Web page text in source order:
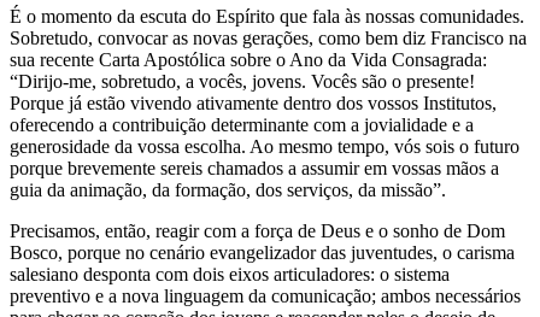
É o momento da escuta do Espírito que fala às nossas comunidades.
Sobretudo, convocar as novas gerações, como bem diz Francisco na
sua recente Carta Apostólica sobre o Ano da Vida Consagrada:
“Dirijo-me, sobretudo, a vocês, jovens. Vocês são o presente!
Porque já estão vivendo ativamente dentro dos vossos Institutos,
oferecendo a contribuição determinante com a jovialidade e a
generosidade da vossa escolha. Ao mesmo tempo, vós sois o futuro
porque brevemente sereis chamados a assumir em vossas mãos a
guia da animação, da formação, dos serviços, da missão”.
Precisamos, então, reagir com a força de Deus e o sonho de Dom
Bosco, porque no cenário evangelizador das juventudes, o carisma
salesiano desponta com dois eixos articuladores: o sistema
preventivo e a nova linguagem da comunicação; ambos necessários